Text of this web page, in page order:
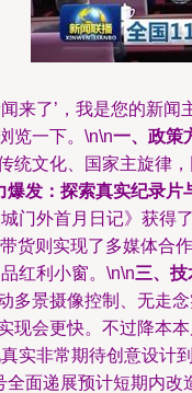
来了’，我是您的新
览一下。\n\n一、政策
统文化、国家主旋律
爆发：探索真实纪录片
门外首月日记》获
则实现了多媒体合
红利小窗。\n\n三、
多景摄像控制、无走
现会更快。不过降本
实非常期待创意设
面递展预计短期内